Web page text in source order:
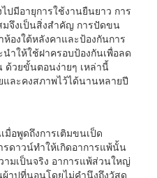
ปมีอายุการใช้งานยืนยาว การ
มจึงเป็นสิ่งสำคัญ การปัดขน
องใต้หลังคาและป้องกันการ
ำให้ใช้ฝาครอบป้องกันเพื่อลด
ด้วยขั้นตอนง่ายๆ เหล่านี้
และคงสภาพไว้ได้นานหลายปี
มื่อพูดถึงการเติมขนเป็ด
รดาวน์ทำให้เกิดอาการแพ้นั้น
มเป็นจริง อาการแพ้ส่วนใหญ่
ผ้าปูที่นอนโดยไม่คำนึงถึงวัสดุ